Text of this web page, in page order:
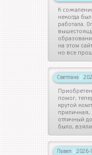
К
некогда
работала.
на этом
но все
Светлана |
помог,
крутой
приличная,
отличный
было,
Павел | 2026-